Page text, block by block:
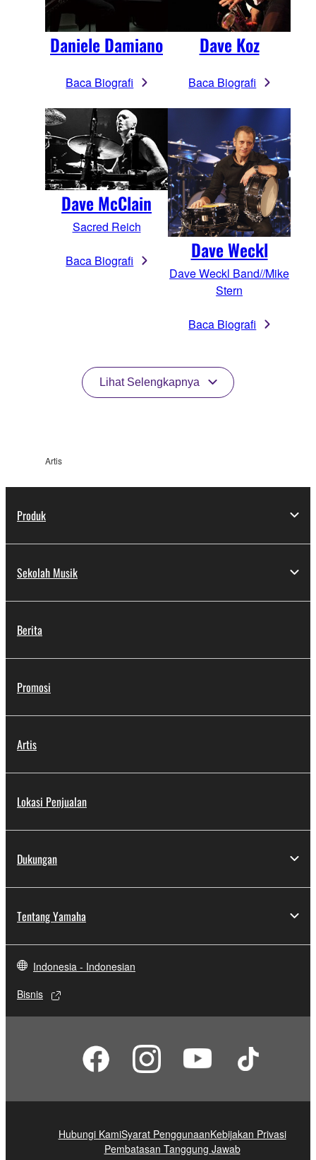
Daniele Damiano
Baca Biografi
Dave Koz
Baca Biografi
Dave McClain
Sacred Reich
Baca Biografi Dave Weckl
Dave Weckl Band//Mike
Stern
Baca Biografi
Lihat Selengkapnya
Artis
Produk
Sekolah Musik
Berita
Promosi
Artis
Lokasi Penjualan
Dukungan
Tentang Yamaha
Indonesia - Indonesian
Bisnis
Hubungi KamiSyarat PenggunaanKebijakan Privasi
Pembatasan Tanggung Jawab